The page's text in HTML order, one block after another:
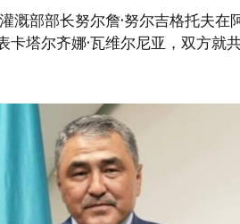
溉部部长努尔詹·努尔吉格托夫在
塔尔齐娜·瓦维尔尼亚，双方就